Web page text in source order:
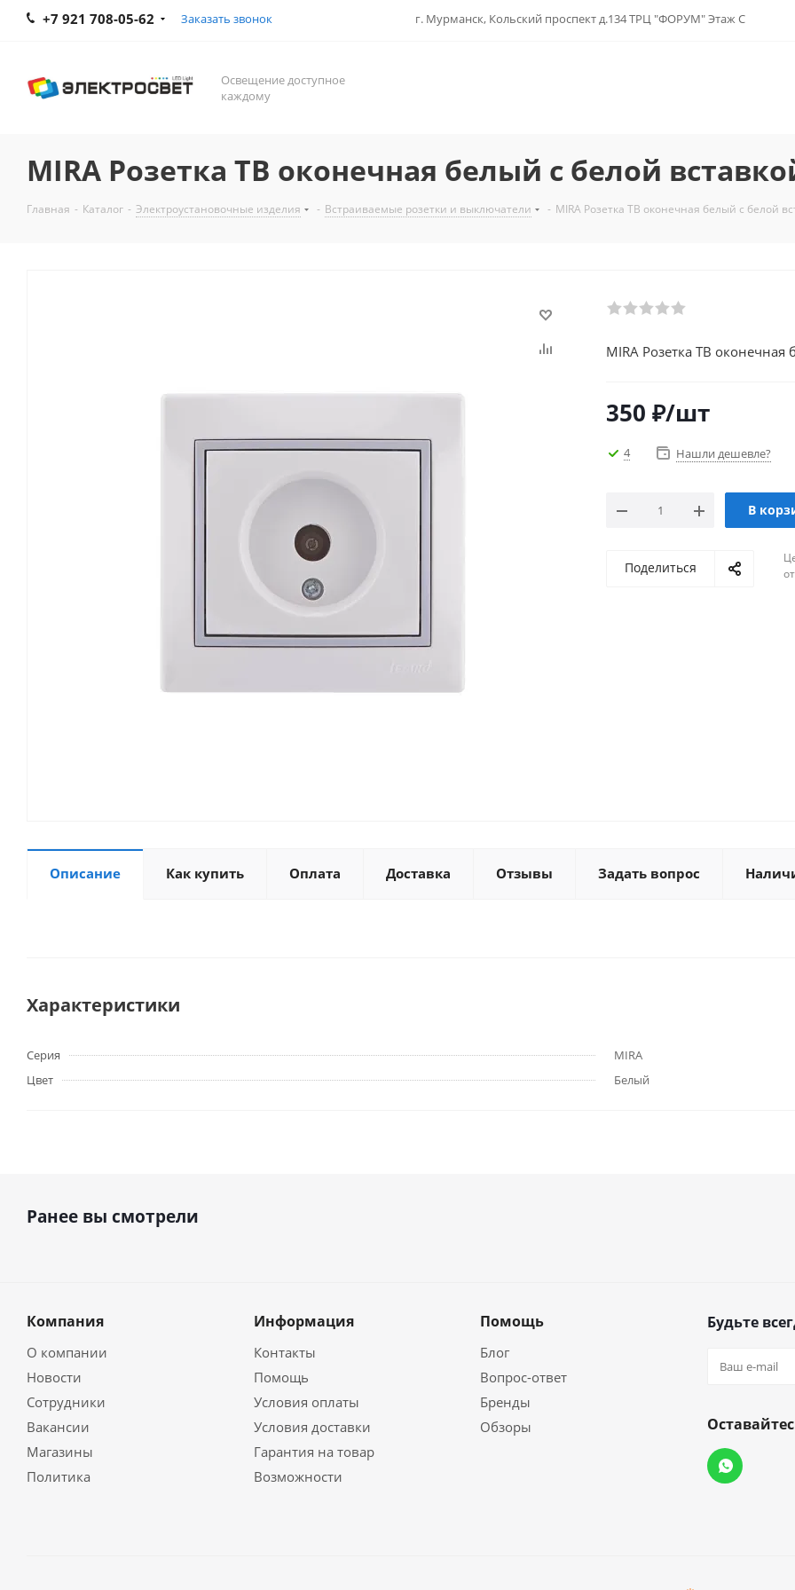
+7 921 708-05-62 Заказать звонок г. Мурманск, Кольский проспект д.134 ТРЦ "ФОРУМ" Этаж С
Освещение доступное
каждому
MIRA Розетка ТВ оконечная белый с белой
Главная - Каталог - Электроустановочные изделия - Встраиваемые розетки и выключатели - MIRA Розетка ТВ оконечная белый с белой
MIRA Розетка ТВ
350 ₽/шт
4 Нашли дешевле?
В
Поделиться
Описание Как купить Оплата Доставка Отзывы Задать вопрос
Характеристики
Серия
MIRA
Цвет
Белый
Ранее вы смотрели
Компания
О компании
Новости
Сотрудники
Вакансии
Магазины
Политика
Информация
Контакты
Помощь
Условия оплаты
Условия доставки
Гарантия на товар
Возможности
Помощь
Блог
Вопрос-ответ
Бренды
Обзоры
Будьте